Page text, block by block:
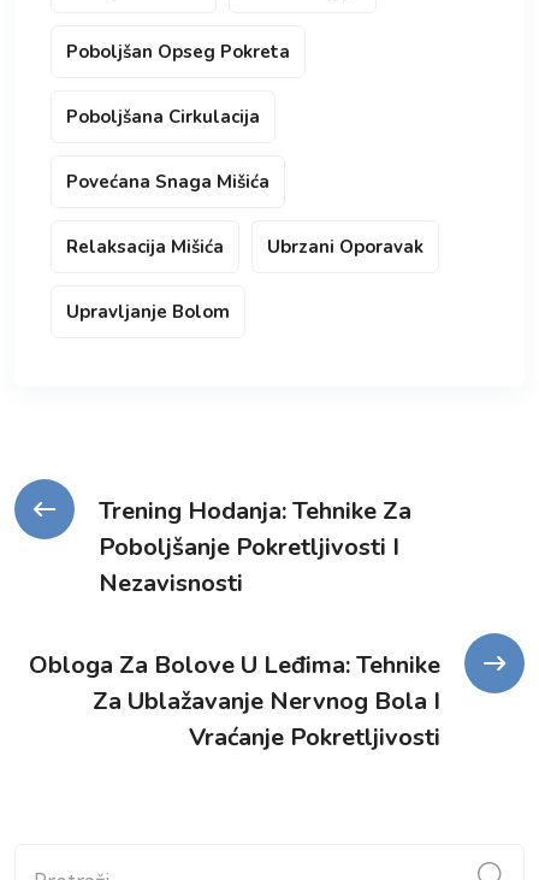
Poboljšan Opseg Pokreta
Poboljšana Cirkulacija
Povećana Snaga Mišića
Relaksacija Mišića Ubrzani Oporavak
Upravljanje Bolom
Kretanje
članka
Trening Hodanja: Tehnike Za
Poboljšanje Pokretljivosti I
Nezavisnosti
Obloga Za Bolove U Leđima: Tehnike
Za Ublažavanje Nervnog Bola I
Vraćanje Pokretljivosti